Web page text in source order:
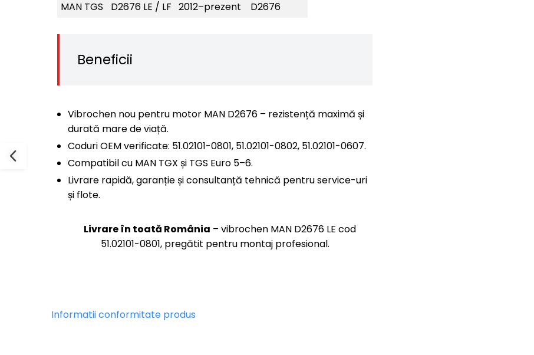
MAN TGS
D2676 LE / LF 2012–prezent D2676
Beneficii
Vibrochen nou pentru motor MAN D2676 – rezistență maximă și
durată mare de viață.
Coduri OEM verificate: 51.02101-0801, 51.02101-0802, 51.02101-0607.
Compatibil cu MAN TGX și TGS Euro 5–6.
Livrare rapidă, garanție și consultanță tehnică pentru service-uri
și flote.
Livrare în toată România – vibrochen MAN D2676 LE cod
51.02101-0801, pregătit pentru montaj profesional.
Informatii conformitate produs